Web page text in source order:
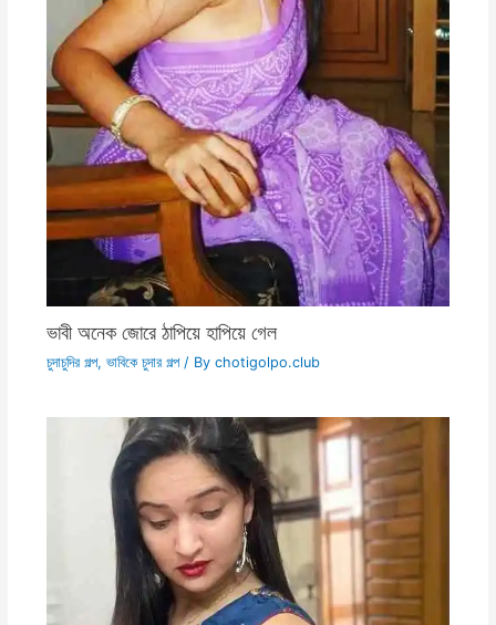
ভাবী অনেক জোরে ঠাপিয়ে হাপিয়ে গেল
চুদাচুদির গল্প, ভাবিকে চুদার গল্প/ By chotigolpo.club